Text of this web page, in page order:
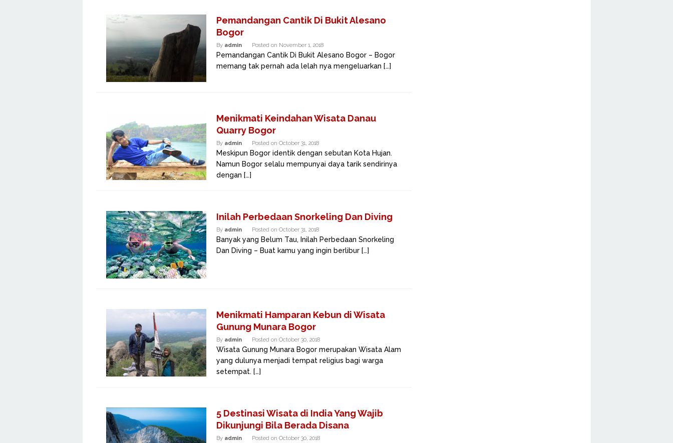
Pemandangan Cantik Di Bukit Alesano
Bogor
By admin Posted on November 1, 2018
Pemandangan Cantik Di Bukit Alesano Bogor – Bogor
memang tak pernah ada lelah nya mengeluarkan […]
Menikmati Keindahan Wisata Danau
Quarry Bogor
By admin Posted on October 31, 2018
Meskipun Bogor identik dengan sebutan Kota Hujan.
Namun Bogor selalu mempunyai daya tarik sendirinya
dengan […]
Inilah Perbedaan Snorkeling Dan Diving
By admin Posted on October 31, 2018
Banyak yang Belum Tau, Inilah Perbedaan Snorkeling
Dan Diving – Buat kamu yang ingin berlibur […]
Menikmati Hamparan Kebun di Wisata
Gunung Munara Bogor
By admin Posted on October 30, 2018
Wisata Gunung Munara Bogor merupakan Wisata Alam
yang dulunya menjadi tempat religius bagi warga
setempat. […]
5 Destinasi Wisata di India Yang Wajib
Dikunjungi Bila Berada Disana
By admin Posted on October 30, 2018